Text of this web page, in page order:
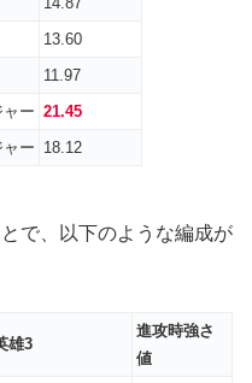
13.60
11.97
ー 21.45
ー 18.12
で、以下のような編成が
雄3
進攻時強さ
値